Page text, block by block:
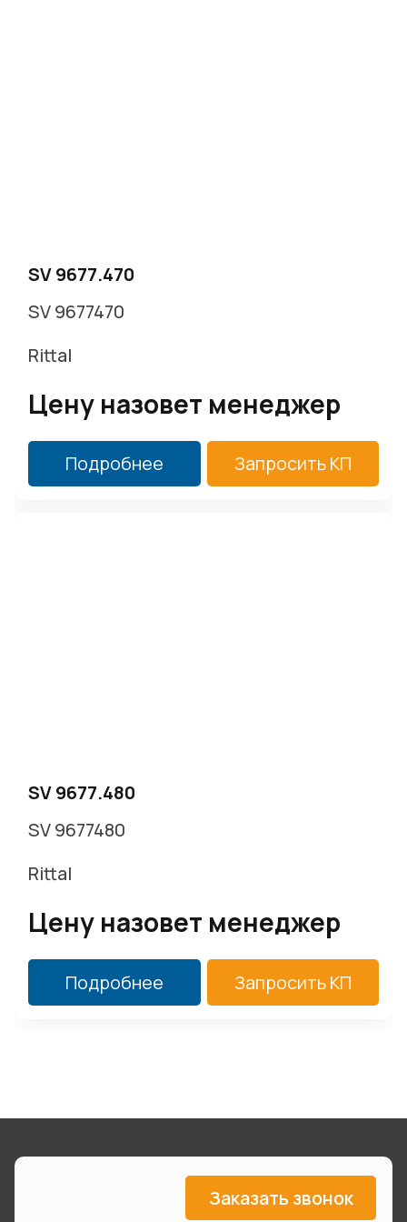
SV 9677.470
SV 9677470
Rittal
Цену назовет менеджер
Подробнее Запросить КП
SV 9677.480
SV 9677480
Rittal
Цену назовет менеджер
Подробнее Запросить КП
Заказать звонок